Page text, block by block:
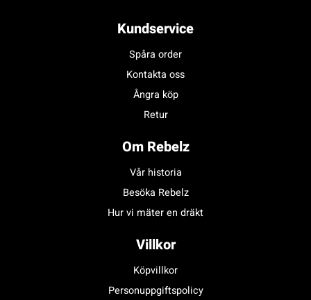
Kundservice
Spåra order
Kontakta oss
Ångra köp
Retur
Om Rebelz
Vår historia
Besöka Rebelz
Hur vi mäter en dräkt
Villkor
Köpvillkor
Personuppgiftspolicy